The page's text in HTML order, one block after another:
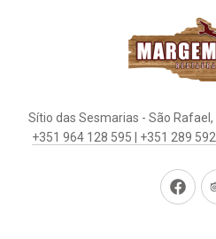
Sítio das Sesmarias - São Rafael,
+351 964 128 595 | +351 289
New